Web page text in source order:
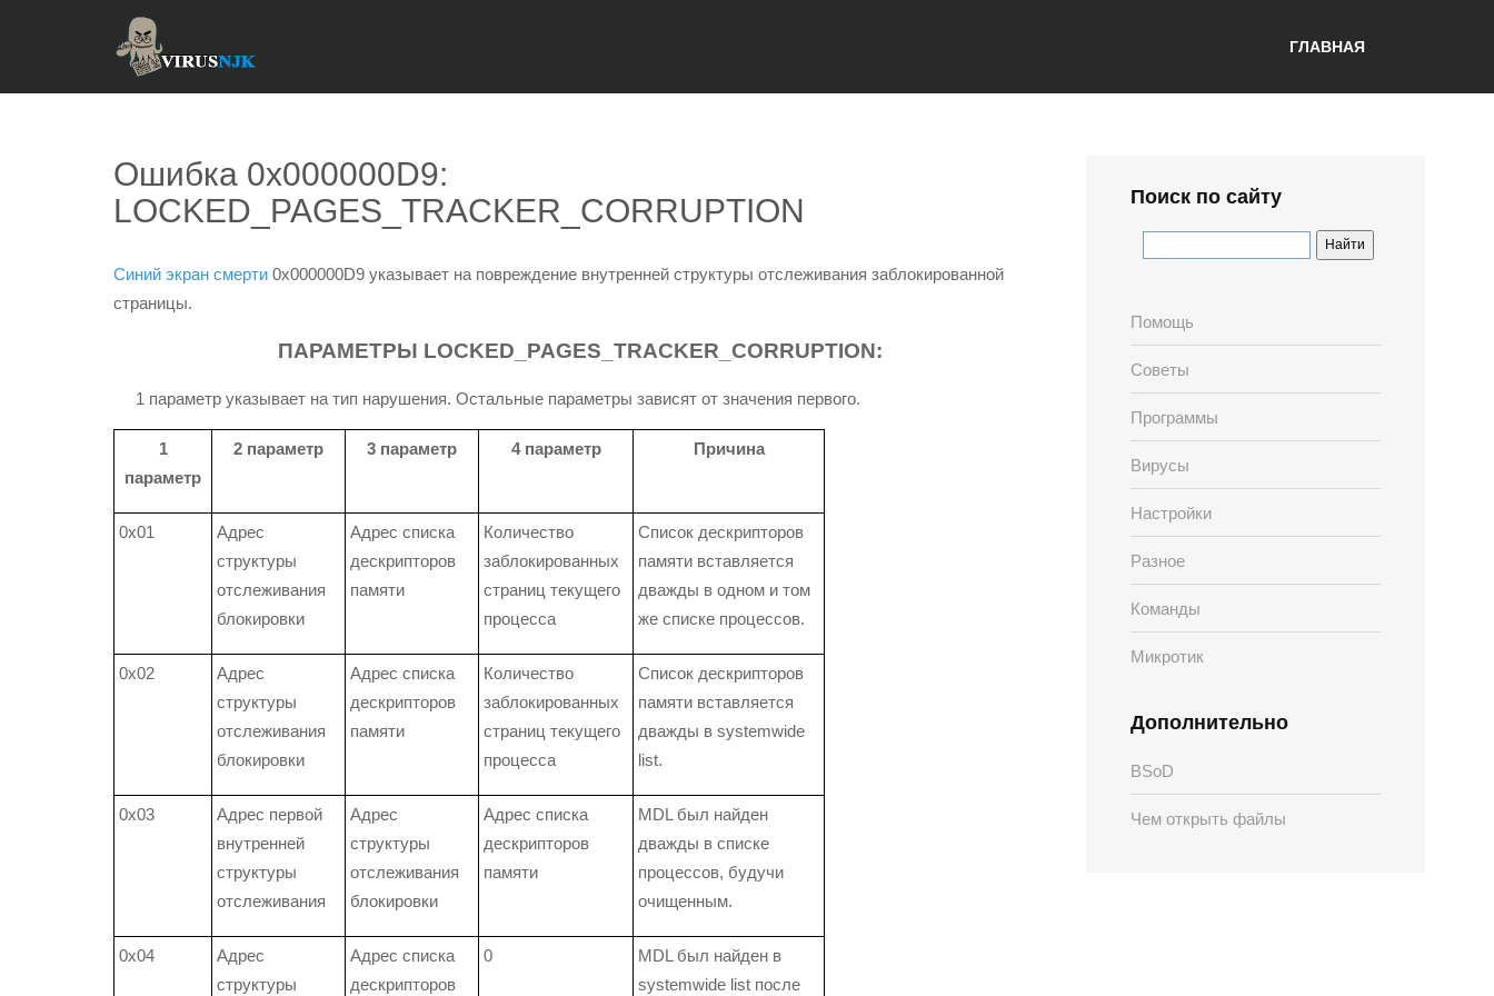
ГЛАВНАЯ
Ошибка 0x000000D9:
LOCKED_PAGES_TRACKER_CORRUPTION
Синий экран смерти 0x000000D9 указывает на повреждение внутренней структуры отслеживания заблокированной
страницы.
ПАРАМЕТРЫ LOCKED_PAGES_TRACKER_CORRUPTION:
1 параметр указывает на тип нарушения. Остальные параметры зависят от значения первого.
1
параметр
2 параметр 3 параметр 4 параметр Причина
0x01
Адрес
структуры
отслеживания
блокировки
Адрес списка
дескрипторов
памяти
Количество
заблокированных
страниц текущего
процесса
Список дескрипторов
памяти вставляется
дважды в одном и том
же списке процессов.
0x02
Адрес
структуры
отслеживания
блокировки
Адрес списка
дескрипторов
памяти
Количество
заблокированных
страниц текущего
процесса
Список дескрипторов
памяти вставляется
дважды в systemwide
list.
0x03
Адрес первой
внутренней
структуры
отслеживания
Адрес
структуры
отслеживания
блокировки
Адрес списка
дескрипторов
памяти
MDL был найден
дважды в списке
процессов, будучи
очищенным.
0x04
Адрес
структуры
Адрес списка
дескрипторов
0
MDL был найден в
systemwide list после
Поиск по сайту
Помощь
Советы
Программы
Вирусы
Настройки
Разное
Команды
Микротик
Дополнительно
BSoD
Чем открыть файлы